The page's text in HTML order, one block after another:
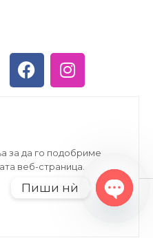
за да го подобриме
веб-страница.
Пиши нѝ